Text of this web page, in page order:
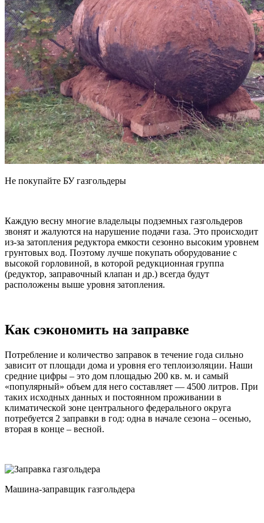
Не покупайте БУ газгольдеры
Каждую весну многие владельцы подземных газгольдеров
звонят и жалуются на нарушение подачи газа. Это происходит
из-за затопления редуктора емкости сезонно высоким уровнем
грунтовых вод. Поэтому лучше покупать оборудование с
высокой горловиной, в которой редукционная группа
(редуктор, заправочный клапан и др.) всегда будут
расположены выше уровня затопления.
Как сэкономить на заправке
Потребление и количество заправок в течение года сильно
зависит от площади дома и уровня его теплоизоляции. Наши
средние цифры – это дом площадью 200 кв. м. и самый
«популярный» объем для него составляет — 4500 литров. При
таких исходных данных и постоянном проживании в
климатической зоне центрального федерального округа
потребуется 2 заправки в год: одна в начале сезона – осенью,
вторая в конце – весной.
Машина-заправщик газгольдера